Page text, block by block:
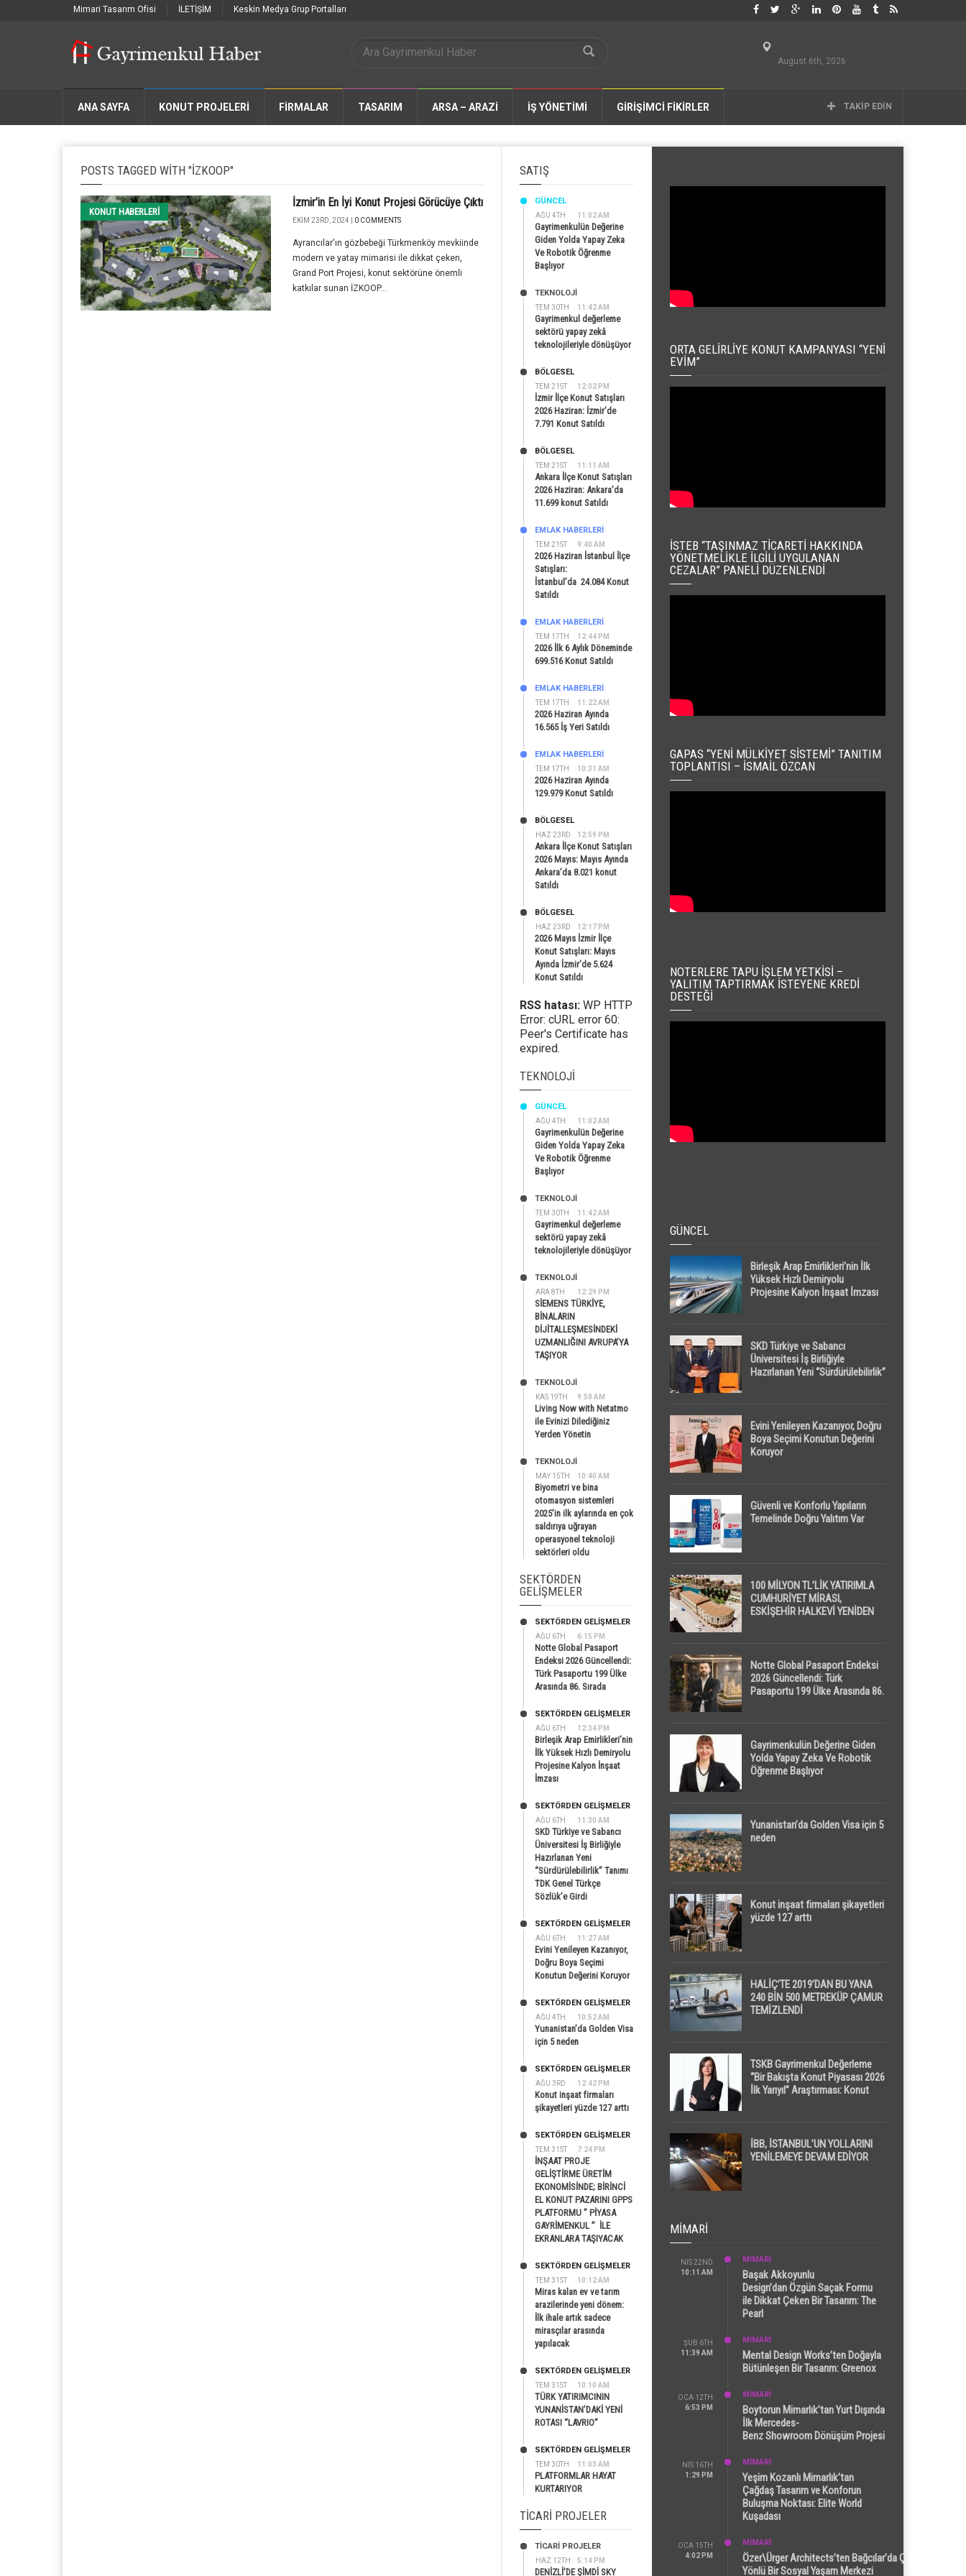
Mimari Tasarım Ofisi İLETİŞİM Keskin Medya Grup Portalları
August 6th, 2026
ANA SAYFA KONUT PROJELERİ FIRMALAR TASARIM ARSA – ARAZİ İŞ YÖNETİMİ GİRİŞİMCİ FİKİRLER TAKIP EDIN
POSTS TAGGED WITH "İZKOOP"
KONUT HABERLERI
İzmir’in En İyi Konut Projesi Görücüye Çıktı
EKIM 23RD, 2024 | 0 COMMENTS
Ayrancılar'ın gözbebeği Türkmenköy mevkiinde
modern ve yatay mimarisi ile dikkat çeken,
Grand Port Projesi, konut sektörüne önemli
katkılar sunan İZKOOP...
SATIŞ
AĞU 4TH 11:02 AM
GÜNCEL
Gayrimenkulün Değerine
Giden Yolda Yapay Zeka
Ve Robotik Öğrenme
Başlıyor
TEM 30TH 11:42 AM
TEKNOLOJİ
Gayrimenkul değerleme
sektörü yapay zekâ
teknolojileriyle dönüşüyor
TEM 21ST 12:02 PM
BÖLGESEL
İzmir İlçe Konut Satışları
2026 Haziran: İzmir’de
7.791 Konut Satıldı
TEM 21ST 11:11 AM
BÖLGESEL
Ankara İlçe Konut Satışları
2026 Haziran: Ankara’da
11.699 konut Satıldı
TEM 21ST 9:40 AM
EMLAK HABERLERI
2026 Haziran İstanbul İlçe
Satışları:
İstanbul’da 24.084 Konut
Satıldı
TEM 17TH 12:44 PM
EMLAK HABERLERI
2026 İlk 6 Aylık Döneminde
699.516 Konut Satıldı
TEM 17TH 11:22 AM
EMLAK HABERLERI
2026 Haziran Ayında
16.565 İş Yeri Satıldı
TEM 17TH 10:31 AM
EMLAK HABERLERI
2026 Haziran Ayında
129.979 Konut Satıldı
HAZ 23RD 12:59 PM
BÖLGESEL
Ankara İlçe Konut Satışları
2026 Mayıs: Mayıs Ayında
Ankara’da 8.021 konut
Satıldı
HAZ 23RD 12:17 PM
BÖLGESEL
2026 Mayıs İzmir İlçe
Konut Satışları: Mayıs
Ayında İzmir’de 5.624
Konut Satıldı
RSS hatası: WP HTTP
Error: cURL error 60:
Peer's Certificate has
expired.
TEKNOLOJI
AĞU 4TH 11:02 AM
GÜNCEL
Gayrimenkulün Değerine
Giden Yolda Yapay Zeka
Ve Robotik Öğrenme
Başlıyor
TEM 30TH 11:42 AM
TEKNOLOJİ
Gayrimenkul değerleme
sektörü yapay zekâ
teknolojileriyle dönüşüyor
ARA 8TH 12:29 PM
TEKNOLOJİ
SİEMENS TÜRKİYE,
BİNALARIN
DİJİTALLEŞMESİNDEKİ
UZMANLIĞINI AVRUPA’YA
TAŞIYOR
KAS 19TH 9:50 AM
TEKNOLOJİ
Living Now with Netatmo
ile Evinizi Dilediğiniz
Yerden Yönetin
MAY 15TH 10:40 AM
TEKNOLOJİ
Biyometri ve bina
otomasyon sistemleri
2025’in ilk aylarında en çok
saldırıya uğrayan
operasyonel teknoloji
sektörleri oldu
SEKTÖRDEN
GELIŞMELER
AĞU 6TH 6:15 PM
SEKTÖRDEN GELIŞMELER
Notte Global Pasaport
Endeksi 2026 Güncellendi:
Türk Pasaportu 199 Ülke
Arasında 86. Sırada
AĞU 6TH 12:34 PM
SEKTÖRDEN GELIŞMELER
Birleşik Arap Emirlikleri’nin
İlk Yüksek Hızlı Demiryolu
Projesine Kalyon İnşaat
İmzası
AĞU 6TH 11:30 AM
SEKTÖRDEN GELIŞMELER
SKD Türkiye ve Sabancı
Üniversitesi İş Birliğiyle
Hazırlanan Yeni
“Sürdürülebilirlik” Tanımı
TDK Genel Türkçe
Sözlük’e Girdi
AĞU 6TH 11:27 AM
SEKTÖRDEN GELIŞMELER
Evini Yenileyen Kazanıyor,
Doğru Boya Seçimi
Konutun Değerini Koruyor
AĞU 4TH 10:52 AM
SEKTÖRDEN GELIŞMELER
Yunanistan’da Golden Visa
için 5 neden
AĞU 3RD 12:42 PM
SEKTÖRDEN GELIŞMELER
Konut inşaat firmaları
şikayetleri yüzde 127 arttı
TEM 31ST 7:24 PM
SEKTÖRDEN GELIŞMELER
İNŞAAT PROJE
GELİŞTİRME ÜRETİM
EKONOMİSİNDE; BİRİNCİ
EL KONUT PAZARINI GPPS
PLATFORMU ” PİYASA
GAYRİMENKUL ” İLE
EKRANLARA TAŞIYACAK
TEM 31ST 10:12 AM
SEKTÖRDEN GELIŞMELER
Miras kalan ev ve tarım
arazilerinde yeni dönem:
İlk ihale artık sadece
mirasçılar arasında
yapılacak
TEM 31ST 10:10 AM
SEKTÖRDEN GELIŞMELER
TÜRK YATIRIMCININ
YUNANİSTAN’DAKİ YENİ
ROTASI “LAVRIO”
TEM 30TH 11:03 AM
SEKTÖRDEN GELIŞMELER
PLATFORMLAR HAYAT
KURTARIYOR
TICARI PROJELER
HAZ 12TH 5:14 PM
TİCARİ PROJELER
DENİZLİ’DE ŞİMDİ SKY
ORTA GELIRLIYE KONUT KAMPANYASI “YENI
EVIM”
İSTEB “TAŞINMAZ TICARETI HAKKINDA
YÖNETMELIKLE İLGILI UYGULANAN
CEZALAR” PANELI DÜZENLENDI
GAPAS “YENI MÜLKIYET SISTEMI” TANITIM
TOPLANTISI – İSMAIL ÖZCAN
NOTERLERE TAPU İŞLEM YETKISI –
YALITIM TAPTIRMAK İSTEYENE KREDI
DESTEĞI
GÜNCEL
Birleşik Arap Emirlikleri’nin İlk
Yüksek Hızlı Demiryolu
Projesine Kalyon İnşaat İmzası
SKD Türkiye ve Sabancı
Üniversitesi İş Birliğiyle
Hazırlanan Yeni “Sürdürülebilirlik”
Evini Yenileyen Kazanıyor, Doğru
Boya Seçimi Konutun Değerini
Koruyor
Güvenli ve Konforlu Yapıların
Temelinde Doğru Yalıtım Var
100 MİLYON TL’LİK YATIRIMLA
CUMHURİYET MİRASI,
ESKİŞEHİR HALKEVİ YENİDEN
Notte Global Pasaport Endeksi
2026 Güncellendi: Türk
Pasaportu 199 Ülke Arasında 86.
Gayrimenkulün Değerine Giden
Yolda Yapay Zeka Ve Robotik
Öğrenme Başlıyor
Yunanistan’da Golden Visa için 5
neden
Konut inşaat firmaları şikayetleri
yüzde 127 arttı
HALİÇ’TE 2019’DAN BU YANA
240 BİN 500 METREKÜP ÇAMUR
TEMİZLENDİ
TSKB Gayrimenkul Değerleme
“Bir Bakışta Konut Piyasası 2026
İlk Yarıyıl” Araştırması: Konut
Dikkat Çekti
İBB, İSTANBUL’UN YOLLARINI
YENİLEMEYE DEVAM EDİYOR
MIMARI
NIS 22ND
10:11 AM
MİMARİ
Başak Akkoyunlu
Design’dan Özgün Saçak Formu
ile Dikkat Çeken Bir Tasarım: The
Pearl
ŞUB 6TH
11:39 AM
MİMARİ
Mental Design Works’ten Doğayla
Bütünleşen Bir Tasarım: Greenox
OCA 12TH
6:53 PM
MİMARİ
Boytorun Mimarlık’tan Yurt Dışında
İlk Mercedes-
Benz Showroom Dönüşüm Projesi
NIS 16TH
1:29 PM
MİMARİ
Yeşim Kozanlı Mimarlık’tan
Çağdaş Tasarım ve Konforun
Buluşma Noktası: Elite World
Kuşadası
OCA 15TH
4:02 PM
MİMARİ
Özer\Ürger Architects’ten Bağcılar’da Çok
Yönlü Bir Sosyal Yaşam Merkezi